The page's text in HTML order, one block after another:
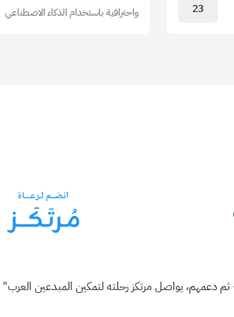
23 واحترافية باستخدام الذكاء الاصطناعي
دعمهم، يواصل مرتكز رحلته لتمكين المبدعين العرب"